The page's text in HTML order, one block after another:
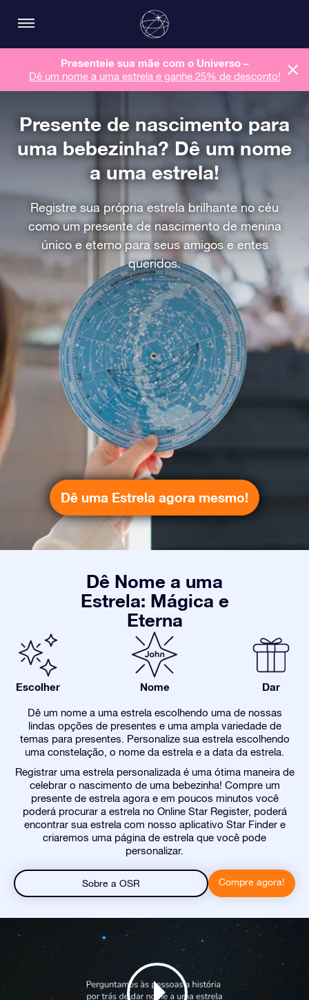
Presenteie sua mãe com o Universo –
Dê um nome a uma estrela e ganhe 25% de desconto!
Presente de nascimento para
uma bebezinha? Dê um nome
a uma estrela!
Registre sua própria estrela brilhante no céu
como um presente de nascimento de menina
único e eterno para seus amigos e entes
queridos.
Dê uma Estrela agora mesmo!
Dê Nome a uma
Estrela: Mágica e
Eterna
Escolher Nome Dar
Dê um nome a uma estrela escolhendo uma de nossas
lindas opções de presentes e uma ampla variedade de
temas para presentes. Personalize sua estrela escolhendo
uma constelação, o nome da estrela e a data da estrela.
Registrar uma estrela personalizada é uma ótima maneira de
celebrar o nascimento de uma bebezinha! Compre um
presente de estrela agora e em poucos minutos você
poderá procurar a estrela no Online Star Register, poderá
encontrar sua estrela com nosso aplicativo Star Finder e
criaremos uma página de estrela que você pode
personalizar.
Sobre a OSR Compre agora!